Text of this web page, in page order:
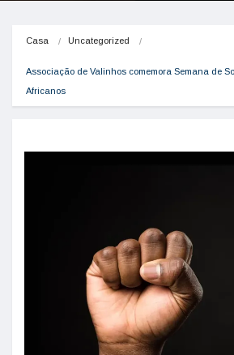
Casa Uncategorized
Associação de Valinhos comemora Semana de
Africanos